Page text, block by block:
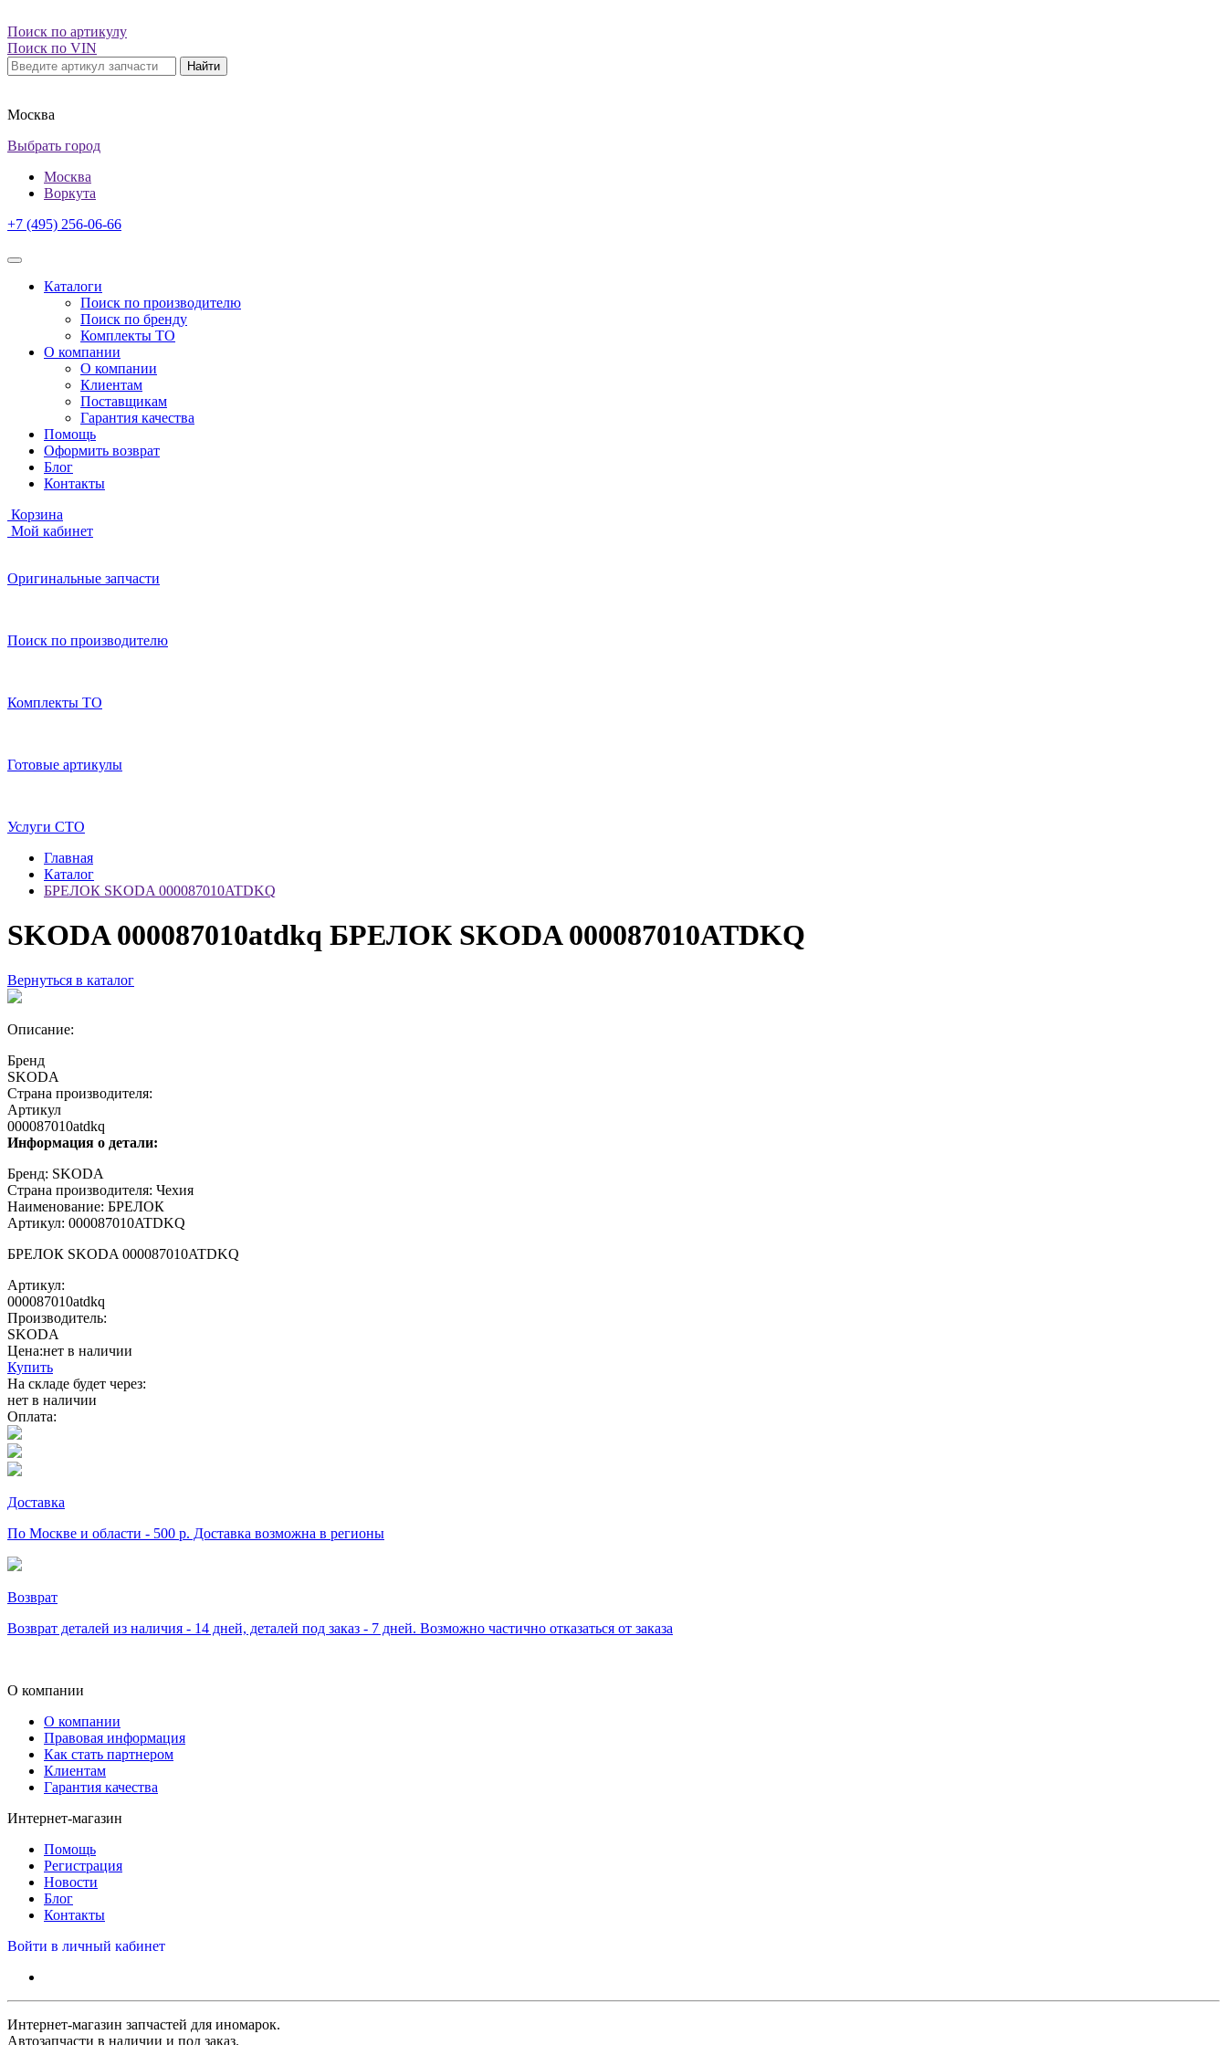
Поиск по артикулу
Поиск по VIN
Найти
Москва
Выбрать город
Москва
Воркута
+7 (495) 256-06-66
Каталоги
Поиск по производителю
Поиск по бренду
Комплекты ТО
О компании
О компании
Клиентам
Поставщикам
Гарантия качества
Помощь
Оформить возврат
Блог
Контакты
Корзина
Мой кабинет
Оригинальные запчасти
Поиск по производителю
Комплекты ТО
Готовые артикулы
Услуги СТО
Главная
Каталог
БРЕЛОК SKODA 000087010ATDKQ
SKODA 000087010atdkq БРЕЛОК SKODA 000087010ATDKQ
Вернуться в каталог
Описание:
Бренд
SKODA
Страна производителя:
Артикул
000087010atdkq
Информация о детали:
Бренд: SKODA
Страна производителя: Чехия
Наименование: БРЕЛОК
Артикул: 000087010ATDKQ
БРЕЛОК SKODA 000087010ATDKQ
Артикул:
000087010atdkq
Производитель:
SKODA
Цена:нет в наличии
Купить
На складе будет через:
нет в наличии
Оплата:
Доставка
По Москве и области - 500 р. Доставка возможна в регионы
Возврат
Возврат деталей из наличия - 14 дней, деталей под заказ - 7 дней. Возможно частично отказаться от заказа
О компании
О компании
Правовая информация
Как стать партнером
Клиентам
Гарантия качества
Интернет-магазин
Помощь
Регистрация
Новости
Блог
Контакты
Войти в личный кабинет
Интернет-магазин запчастей для иномарок.
Автозапчасти в наличии и под заказ.